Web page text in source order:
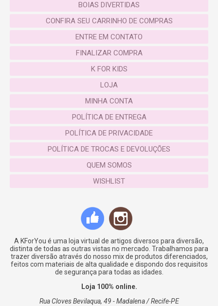
BOIAS DIVERTIDAS
CONFIRA SEU CARRINHO DE COMPRAS
ENTRE EM CONTATO
FINALIZAR COMPRA
K FOR KIDS
LOJA
MINHA CONTA
POLÍTICA DE ENTREGA
POLÍTICA DE PRIVACIDADE
POLÍTICA DE TROCAS E DEVOLUÇÕES
QUEM SOMOS
WISHLIST
A KForYou é uma loja virtual de artigos diversos para diversão,
distinta de todas as outras vistas no mercado. Trabalhamos para
trazer diversão através do nosso mix de produtos diferenciados,
feitos com materiais de alta qualidade e dispondo dos requisitos
de segurança para todas as idades.
Loja 100% online.
Rua Cloves Bevilaqua, 49 - Madalena / Recife-PE